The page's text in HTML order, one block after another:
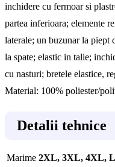
inchidere cu fermoar si
partea inferioara; elemente
laterale; un buzunar la piept
la spate; elastic in talie;
cu nasturi; bretele elastice,
Material: 100% poliester/
Detalii tehnice
Marime 2XL, 3XL, 4XL,